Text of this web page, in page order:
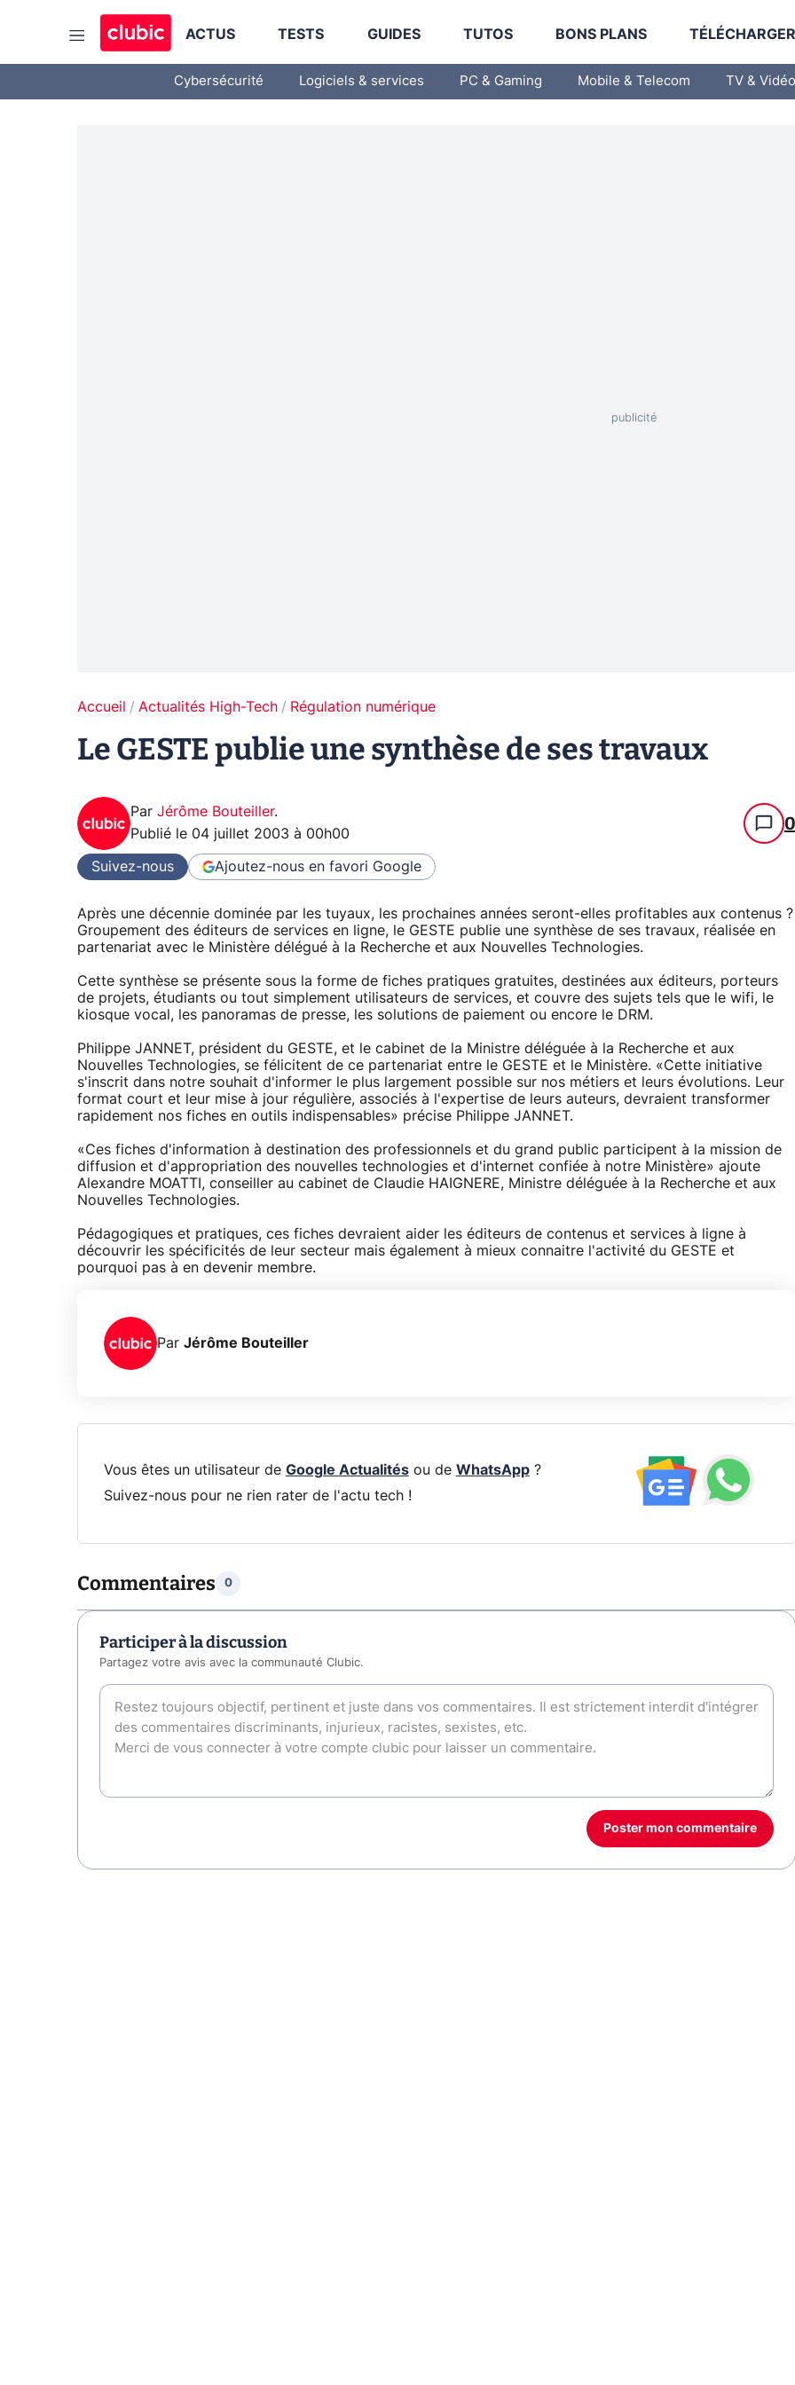
ACTUS TESTS GUIDES TUTOS BONS PLANS
Cybersécurité Logiciels & services PC & Gaming Mobile & Telecom TV & Vidéo
Accueil Actualités High-Tech Régulation numérique
Le GESTE publie une synthèse de ses travaux
Par Jérôme Bouteiller.
Publié le 04 juillet 2003 à 00h00 0
Suivez-nous Ajoutez-nous en favori Google
Après une décennie dominée par les tuyaux, les prochaines années seront-elles profitables aux contenus ?
Groupement des éditeurs de services en ligne, le GESTE publie une synthèse de ses travaux, réalisée en
partenariat avec le Ministère délégué à la Recherche et aux Nouvelles Technologies.
Cette synthèse se présente sous la forme de fiches pratiques gratuites, destinées aux éditeurs, porteurs
de projets, étudiants ou tout simplement utilisateurs de services, et couvre des sujets tels que le wifi, le
kiosque vocal, les panoramas de presse, les solutions de paiement ou encore le DRM.
Philippe JANNET, président du GESTE, et le cabinet de la Ministre déléguée à la Recherche et aux
Nouvelles Technologies, se félicitent de ce partenariat entre le GESTE et le Ministère. «Cette initiative
s'inscrit dans notre souhait d'informer le plus largement possible sur nos métiers et leurs évolutions. Leur
format court et leur mise à jour régulière, associés à l'expertise de leurs auteurs, devraient transformer
rapidement nos fiches en outils indispensables» précise Philippe JANNET.
«Ces fiches d'information à destination des professionnels et du grand public participent à la mission de
diffusion et d'appropriation des nouvelles technologies et d'internet confiée à notre Ministère» ajoute
Alexandre MOATTI, conseiller au cabinet de Claudie HAIGNERE, Ministre déléguée à la Recherche et aux
Nouvelles Technologies.
Pédagogiques et pratiques, ces fiches devraient aider les éditeurs de contenus et services à ligne à
découvrir les spécificités de leur secteur mais également à mieux connaitre l'activité du GESTE et
pourquoi pas à en devenir membre.
Par Jérôme Bouteiller
Vous êtes un utilisateur de Google Actualitésou de WhatsApp?
Suivez-nous pour ne rien rater de l'actu tech !
Commentaires 0
Participer à la discussion
Partagez votre avis avec la communauté Clubic.
Poster mon commentaire